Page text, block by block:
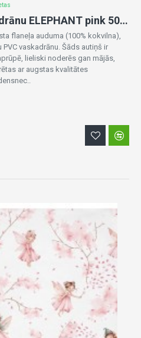
Autiņš flaneļa ar vaskadrānu ELEPHANT pink 50x60 cm (7457)
flaneļa auduma (100% kokvilna),
vaskadrānu. Šāds autiņš ir
lieliski noderēs gan mājās,
ar augstas kvalitātes